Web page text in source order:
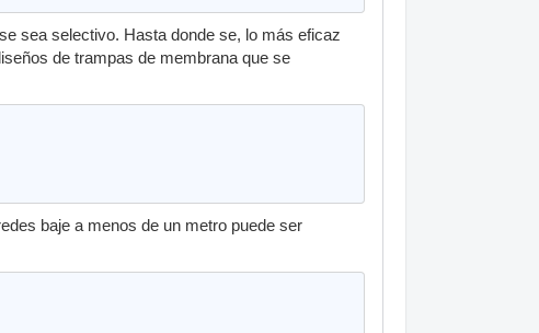
sea selectivo. Hasta donde se, lo más eficaz
de trampas de membrana que se
baje a menos de un metro puede ser